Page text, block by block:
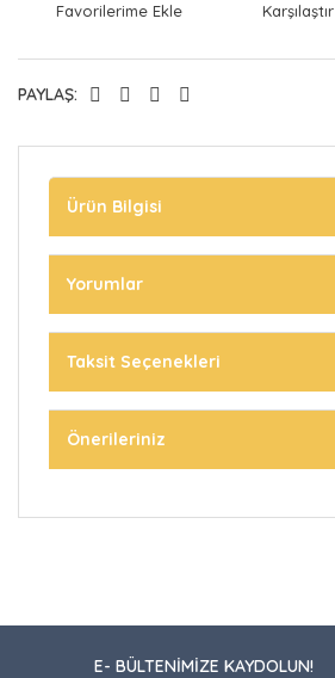
Karşılaştır
PAYLAŞ:
Ürün Bilgisi
Yorumlar
Taksit Seçenekleri
Önerileriniz
E- BÜLTENİMİZE KAYDOLUN!